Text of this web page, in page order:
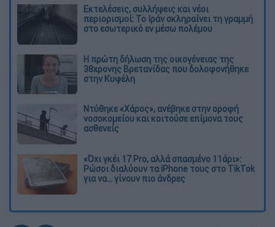
Εκτελέσεις, συλλήψεις και νέοι
περιορισμοί: Το Ιράν σκληραίνει τη γραμμή
στο εσωτερικό εν μέσω πολέμου
Η πρώτη δήλωση της οικογένειας της
38χρονης Βρετανίδας που δολοφονήθηκε
στην Κυψέλη
Ντύθηκε «Χάρος», ανέβηκε στην οροφή
νοσοκομείου και κοιτούσε επίμονα τους
ασθενείς
«Όχι γκέι 17 Pro, αλλά σπασμένο 11άρι»:
Ρώσοι διαλύουν τα iPhone τους στο TikTok
για να... γίνουν πιο άνδρες